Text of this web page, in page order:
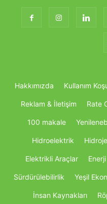
Hakkımızda Kullanım
Reklam & İletişim Rate
100 makale
Hidroelektrik
Elektrikli Araçlar
Sürdürülebilirlik Yeşil
İnsan Kaynakları